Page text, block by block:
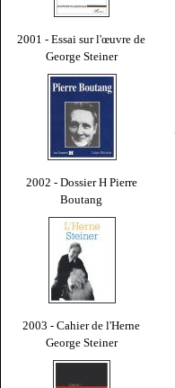
2001 - Essai sur l'œuvre de
George Steiner
2002 - Dossier H Pierre
Boutang
2003 - Cahier de l'Herne
George Steiner